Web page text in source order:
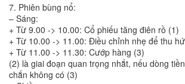
7. Phiên bùng nổ:
– Sáng:
+ Từ 9.00 -> 10.00: Cổ phiếu tăng điên rồ (1)
+ Từ 10.00 -> 11.00: Điều chỉnh nhẹ để thu
+ Từ 11.00 -> 11.30: Cướp hàng (3)
(2) là giai đoạn quan trọng nhắt, nếu dòng
chắn không có (3)